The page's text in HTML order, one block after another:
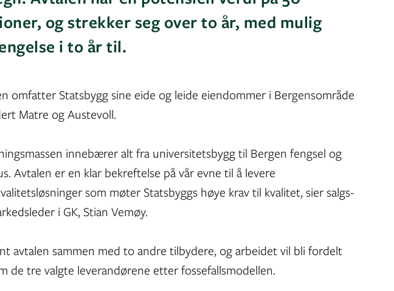
og strekker seg over to år, med mulig
i to år til.
omfatter Statsbygg sine eide og leide eiendommer i Bergensområde
Matre og Austevoll.
innebærer alt fra universitetsbygg til Bergen fengsel og
Avtalen er en klar bekreftelse på vår evne til å levere
som møter Statsbyggs høye krav til kvalitet, sier salgs-
i GK, Stian Vemøy.
avtalen sammen med to andre tilbydere, og arbeidet vil bli fordelt
de tre valgte leverandørene etter fossefallsmodellen.